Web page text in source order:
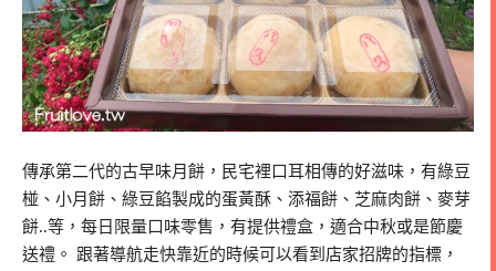
傳承第二代的古早味月餅，民宅裡口耳相傳的好滋味，有綠豆
椪、小月餅、綠豆餡製成的蛋黃酥、添福餅、芝麻肉餅、麥芽
餅..等，每日限量口味零售，有提供禮盒，適合中秋或是節慶
送禮。 跟著導航走快靠近的時候可以看到店家招牌的指標，